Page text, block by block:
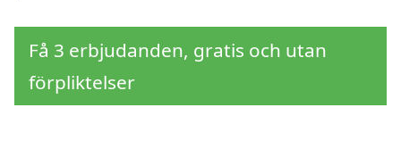
Få 3 erbjudanden, gratis och utan
förpliktelser